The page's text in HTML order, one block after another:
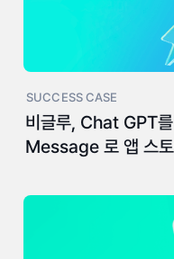
SUCCESS CASE
비글루, Chat GPT
Message 로 앱 스